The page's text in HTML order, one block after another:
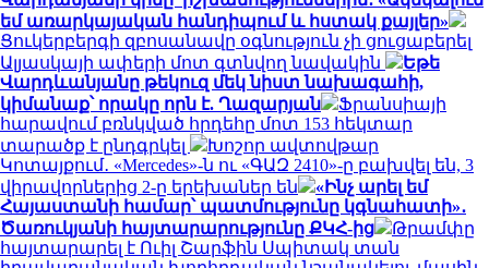
եմ առարկայական հանդիպում և հստակ քայլեր»
Ցուկերբերգի զբոսանավը օգնություն չի ցուցաբերել
Ալյասկայի ափերի մոտ գտնվող նավակին
Եթե
Վարդևանյանը թեկուզ մեկ նիստ նախագահի,
կիմանաք՝ որակը որն է. Ղազարյան
Ֆրանսիայի
հարավում բռնկված հրդեհը մոտ 153 հեկտար
տարածք է ընդգրկել
Խոշոր ավտովթար
Կոտայքում․ «Mercedes»-ն ու «ԳԱԶ 2410»-ը բախվել են, 3
վիրավորներից 2-ը երեխաներ են
«Ինչ արել եմ
Հայաստանի համար՝ պատմությունը կգնահատի»․
Ծառուկյանի հայտարարությունը ՔԿՀ-ից
Թրամփը
հայտարարել է Ուիլ Շարֆին Սպիտակ տան